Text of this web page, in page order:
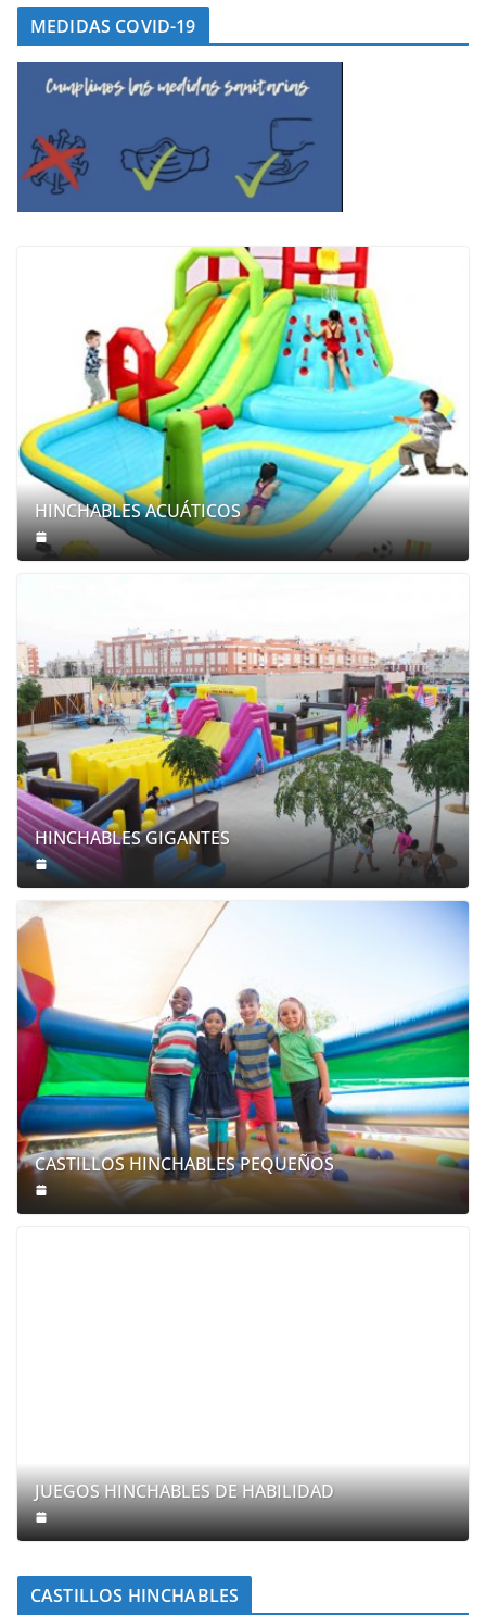
MEDIDAS COVID-19
HINCHABLES ACUÁTICOS
HINCHABLES GIGANTES
CASTILLOS HINCHABLES PEQUEÑOS
JUEGOS HINCHABLES DE HABILIDAD
CASTILLOS HINCHABLES